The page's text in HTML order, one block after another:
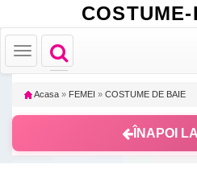
Toggle
navigation
Toggle
navigation
Acasa » FEMEI » COSTUME DE BAIE
ÎNAPOI